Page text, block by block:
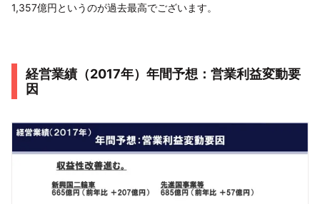
1,357億円というのが過去最高でございます。
経営業績（2017年）年間予想：営業利益変動要
因